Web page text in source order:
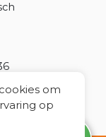
om
op